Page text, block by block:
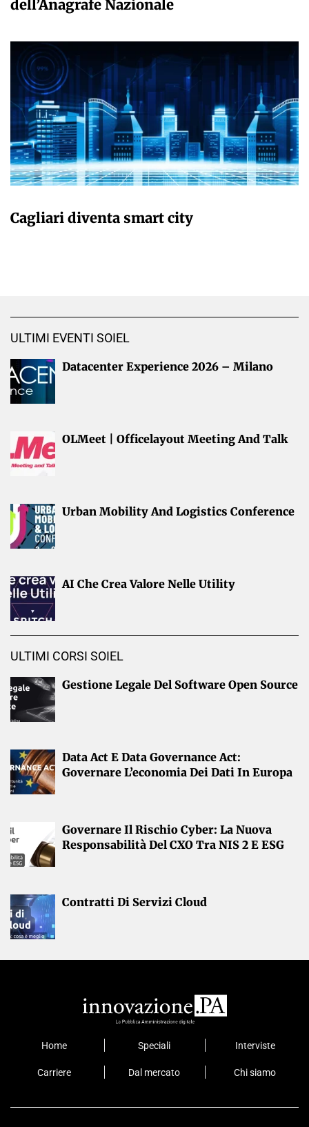
dell’Anagrafe Nazionale
Cagliari diventa smart city
ULTIMI EVENTI SOIEL
Datacenter Experience 2026 – Milano
OLMeet | Officelayout Meeting And Talk
Urban Mobility And Logistics Conference
AI Che Crea Valore Nelle Utility
ULTIMI CORSI SOIEL
Gestione Legale Del Software Open Source
Data Act E Data Governance Act:
Governare L’economia Dei Dati In Europa
Governare Il Rischio Cyber: La Nuova
Responsabilità Del CXO Tra NIS 2 E ESG
Contratti Di Servizi Cloud
Home Speciali Interviste
Carriere Dal mercato Chi siamo